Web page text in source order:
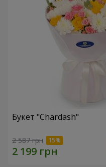
Букет "Chardash"
2 587 грн